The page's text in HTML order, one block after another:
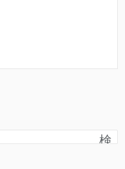
検